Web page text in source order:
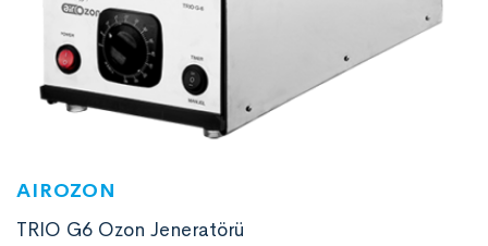
AIROZON
TRIO G6 Ozon Jeneratörü